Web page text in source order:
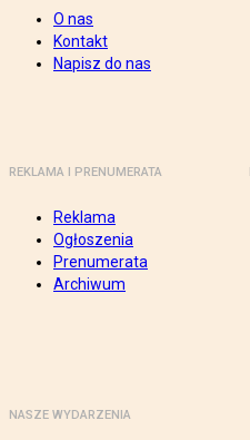
O nas
Kontakt
Napisz do nas
REKLAMA I PRENUMERATA
Reklama
Ogłoszenia
Prenumerata
Archiwum
NASZE WYDARZENIA